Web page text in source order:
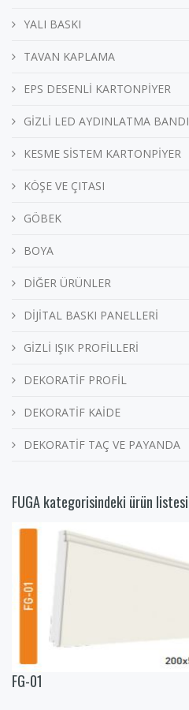
YALI BASKI
TAVAN KAPLAMA
EPS DESENLİ KARTONPİYER
GİZLİ LED AYDINLATMA BANDI
KESME SİSTEM KARTONPİYER
KÖŞE VE ÇITASI
GÖBEK
BOYA
DİĞER ÜRÜNLER
DİJİTAL BASKI PANELLERİ
GİZLİ IŞIK PROFİLLERİ
DEKORATİF PROFİL
DEKORATİF KAİDE
DEKORATİF TAÇ VE PAYANDA
FUGA kategorisindeki ürün listesi
FG-01